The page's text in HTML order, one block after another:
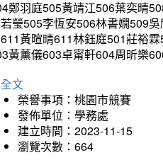
鄭羽庭505黃靖江506葉奕晴
瑩505李恆安506林書嫺509
黃暄晴611林鈺庭501莊裕
黃薰儀603卓甯軒604周昕樂
文
榮譽事項：桃園市競賽
發佈單位：學務處
建立時間：2023-11-15
瀏覽次數：664